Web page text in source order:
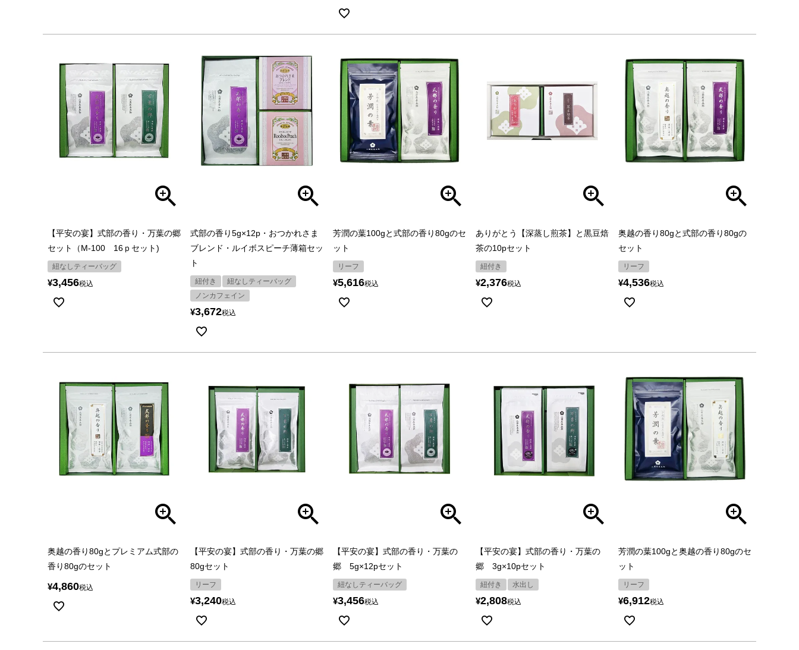
【平安の宴】式部の香り・万葉の郷
セット（M-100 16ｐセット)
紐なしティーバッグ
¥3,456税込
式部の香り5g×12p・おつかれさま
ブレンド・ルイボスピーチ薄箱セッ
ト
紐付き
紐なしティーバッグ
ノンカフェイン
¥3,672税込
芳潤の葉100gと式部の香り80gのセ
ット
リーフ
¥5,616税込
ありがとう【深蒸し煎茶】と黒豆焙
茶の10pセット
紐付き
¥2,376税込
奥越の香り80gと式部の香り80gの
セット
リーフ
¥4,536税込
奥越の香り80gとプレミアム式部の
香り80gのセット
¥4,860税込
【平安の宴】式部の香り・万葉の郷
80gセット
リーフ
¥3,240税込
【平安の宴】式部の香り・万葉の
郷 5g×12pセット
紐なしティーバッグ
¥3,456税込
【平安の宴】式部の香り・万葉の
郷 3g×10pセット
紐付き 水出し
¥2,808税込
芳潤の葉100gと奥越の香り80gのセ
ット
リーフ
¥6,912税込